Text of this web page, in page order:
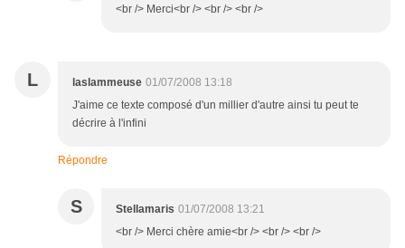
<br /> Merci<br /> <br /> <br />
L laslammeuse 01/07/2008 13:18
J'aime ce texte composé d'un millier d'autre ainsi tu peut te
décrire à l'infini
Répondre
S Stellamaris 01/07/2008 13:21
<br /> Merci chère amie<br /> <br /> <br />